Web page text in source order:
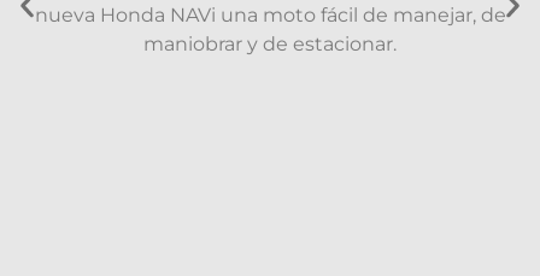
nueva Honda NAVi una moto fácil de manejar, de
maniobrar y de estacionar.